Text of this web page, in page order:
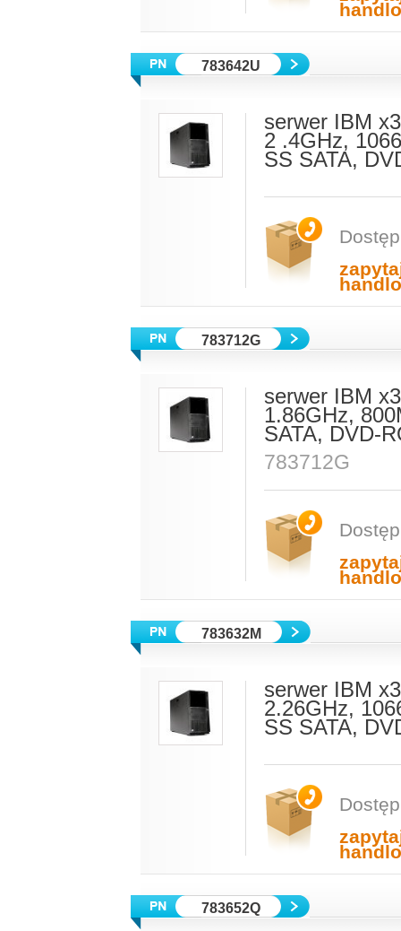
783642U
serwer IBM
2 .4GHz,
SS SATA,
783712G
serwer IBM
1.86GHz,
SATA, DVD-
783712G
783632M
serwer IBM
2.26GHz,
SS SATA,
783652Q